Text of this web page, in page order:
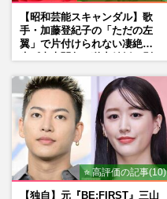
【昭和芸能スキャンダル】歌
手・加藤登紀子の「ただの左
翼」で片付けられない凄絶半
⭐ 高評価の記事(10)
【独自】元『BE:FIRST』三山